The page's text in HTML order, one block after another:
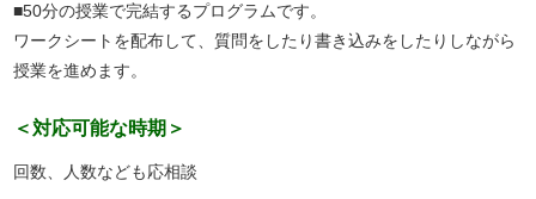
■50分の授業で完結するプログラムです。
ワークシートを配布して、質問をしたり書き込みをしたりしながら
授業を進めます。
＜対応可能な時期＞
回数、人数なども応相談